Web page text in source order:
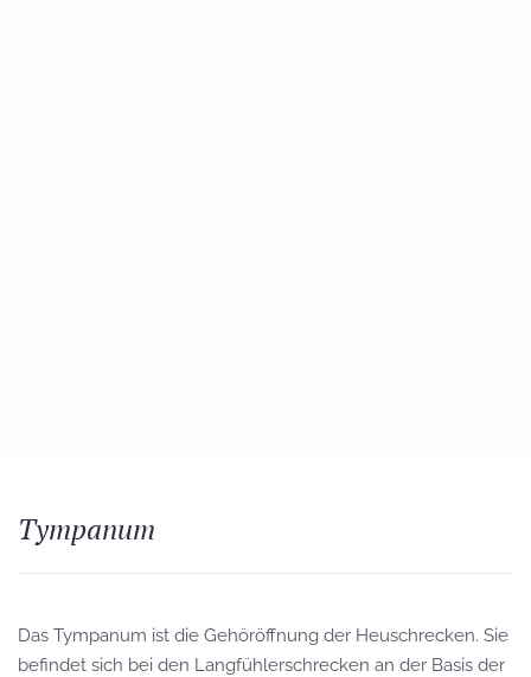
Tympanum
Das Tympanum ist die Gehöröffnung der Heuschrecken. Sie
befindet sich bei den Langfühlerschrecken an der Basis der